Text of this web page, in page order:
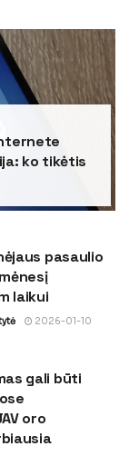
ko tikėtis
pasaulio
laikui
2026-01-10
gali būti
oro